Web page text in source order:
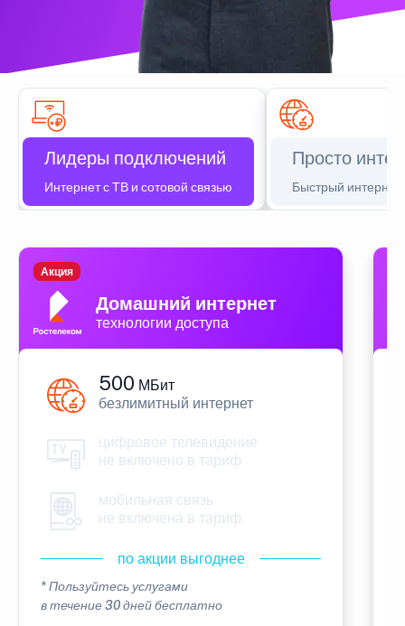
Лидеры подключений
Интернет с ТВ и сотовой связью
Просто
Быстрый интернет
Домашний интернет
технологии доступа
Акция
500 МБит
безлимитный интернет
цифровое телевидение
не включено в тариф
мобильная связь
не включена в тариф
по акции выгоднее
* Пользуйтесь услугами
в течение 30 дней бесплатно